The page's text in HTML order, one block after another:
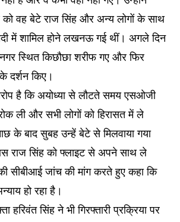
को वह बेटे राज सिंह और अन्य लोगों के साथ
में शामिल होने लखनऊ गई थीं। अगले दिन
स्थित किछौछा शरीफ गए और फिर
दर्शन किए।
है कि अयोध्या से लौटते समय एसओजी
ली और सभी लोगों को हिरासत में ले
के बाद सुबह उन्हें बेटे से मिलवाया गया
राज सिंह को फ्लाइट से अपने साथ ले
सीबीआई जांच की मांग करते हुए कहा कि
हो रहा है।
हरिवंत सिंह ने भी गिरफ्तारी प्रक्रिया पर